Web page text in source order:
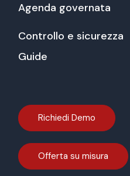
Agenda governata
Controllo e sicurezza
Guide
Richiedi Demo
Offerta su misura